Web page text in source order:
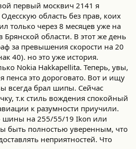
первый москвич 2141 я
область без прав, коих
только через 8 месяцев уже на
области. В этот же день
за превышения скорости на 20
40). но это уже история.
Nokia Hakkapellita. Теперь, увы,
пенса это дороговато. Вот и ищу
всегда брал шипы. Сейчас
т.к стиль вождения спокойный
к разумности приучили.
шины на 255/55/19 Ikon или
быть полностью уверенным, что
неприятностей. Что